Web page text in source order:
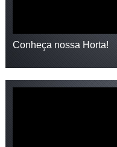
Conheça nossa Horta!